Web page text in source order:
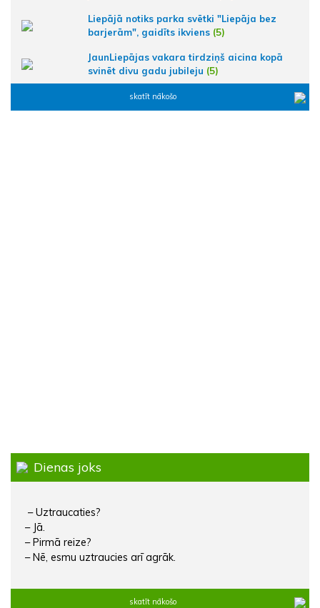
Liepājā notiks parka svētki "Liepāja bez
barjerām", gaidīts ikviens (5)
JaunLiepājas vakara tirdziņš aicina kopā
svinēt divu gadu jubileju (5)
skatīt nākošo
Dienas joks
– Uztraucaties?
– Jā.
– Pirmā reize?
– Nē, esmu uztraucies arī agrāk.
skatīt nākošo